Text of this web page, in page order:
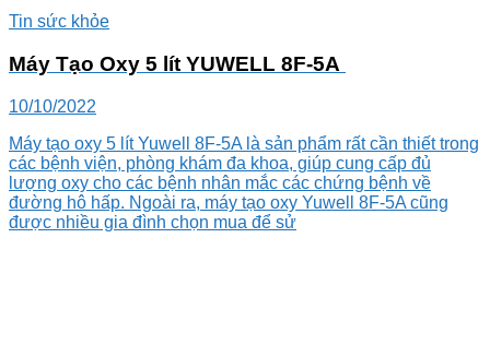
Tin sức khỏe
Máy Tạo Oxy 5 lít YUWELL 8F-5A
10/10/2022
Máy tạo oxy 5 lít Yuwell 8F-5A là sản phẩm rất cần thiết trong
các bệnh viện, phòng khám đa khoa, giúp cung cấp đủ
lượng oxy cho các bệnh nhân mắc các chứng bệnh về
đường hô hấp. Ngoài ra, máy tạo oxy Yuwell 8F-5A cũng
được nhiều gia đình chọn mua để sử